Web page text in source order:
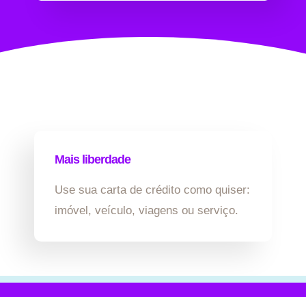
Mais liberdade
Use sua carta de crédito como quiser:
imóvel, veículo, viagens ou serviço.